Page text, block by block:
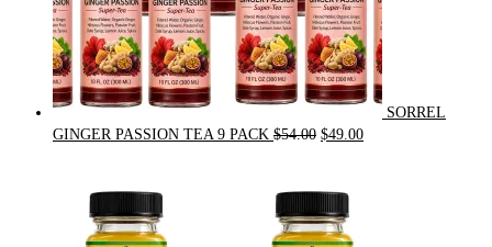
SORREL
GINGER PASSION TEA 9 PACK $54.00 Original
$54.00.
$49.00Current